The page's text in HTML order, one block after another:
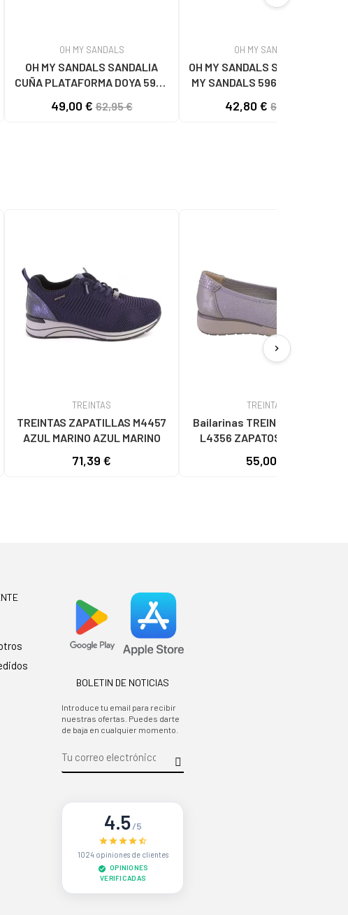
OH MY SANDALS
OH MY SANDALS SANDALIA
CUÑA PLATAFORMA DOYA 5993
49,00 €62,95 €
OH MY SANDALS
OH MY SANDALS SANDALIAS OH
MY SANDALS 5961-DO90 DOYA
42,80 € 62,95 €
TREINTAS
TREINTAS ZAPATILLAS M4457
AZUL MARINO AZUL MARINO
71,39 €
TREINTAS
Bailarinas TREINTAS de Mujer
L4356 ZAPATOS DE MUJER
55,00 €
chevron_right
BOLETIN DE NOTICIAS
Introduce tu email para recibir
nuestras ofertas. Puedes darte
de baja en cualquier momento.
4.5/5
1024 opiniones de clientes
OPINIONES
VERIFICADAS